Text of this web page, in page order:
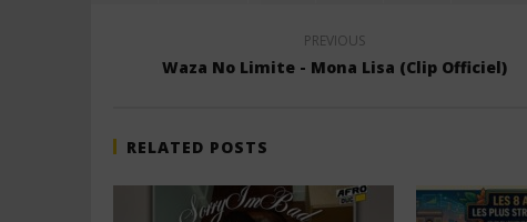
PREVIOUS
Waza No Limite - Mona Lisa (Clip Officiel)
RELATED POSTS